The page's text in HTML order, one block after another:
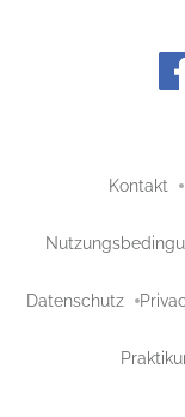
Kontakt
Datenschutz